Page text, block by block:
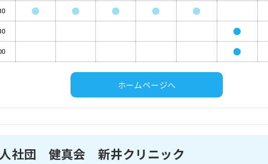
● ● ● ● ●
●
●
ホームページへ
社団 健真会 新井クリニック